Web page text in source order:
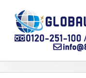
content